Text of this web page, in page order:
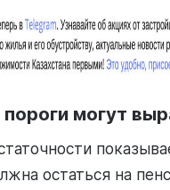
могут
остаться на